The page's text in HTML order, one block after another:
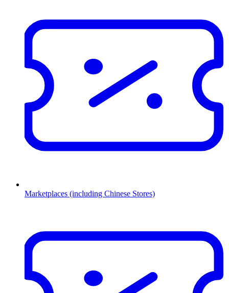
Marketplaces (including Chinese Stores)